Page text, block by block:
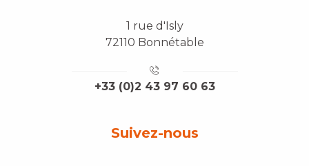
1 rue d'Isly
72110 Bonnétable
+33 (0)2 43 97 60 63
Suivez-nous